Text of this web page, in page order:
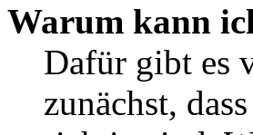
Warum kann
Dafür gibt es
zunächst,